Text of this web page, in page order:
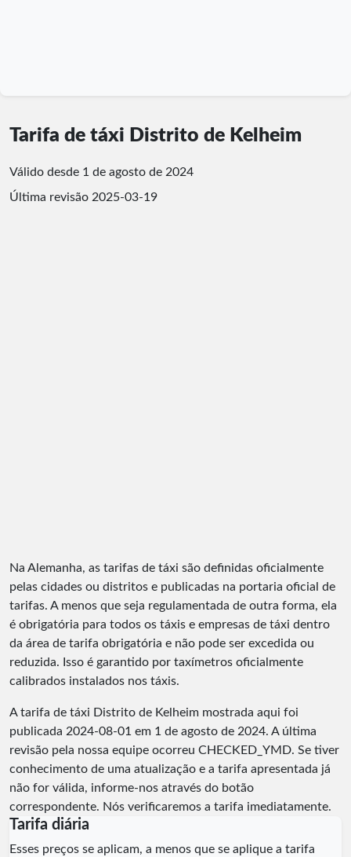
Tarifa de táxi Distrito de Kelheim
Válido desde 1 de agosto de 2024
Última revisão 2025-03-19
Na Alemanha, as tarifas de táxi são definidas oficialmente
pelas cidades ou distritos e publicadas na portaria oficial de
tarifas. A menos que seja regulamentada de outra forma, ela
é obrigatória para todos os táxis e empresas de táxi dentro
da área de tarifa obrigatória e não pode ser excedida ou
reduzida. Isso é garantido por taxímetros oficialmente
calibrados instalados nos táxis.
A tarifa de táxi Distrito de Kelheim mostrada aqui foi
publicada 2024-08-01 em 1 de agosto de 2024. A última
revisão pela nossa equipe ocorreu CHECKED_YMD. Se tiver
conhecimento de uma atualização e a tarifa apresentada já
não for válida, informe-nos através do botão
correspondente. Nós verificaremos a tarifa imediatamente.
Tarifa diária
Esses preços se aplicam, a menos que se aplique a tarifa